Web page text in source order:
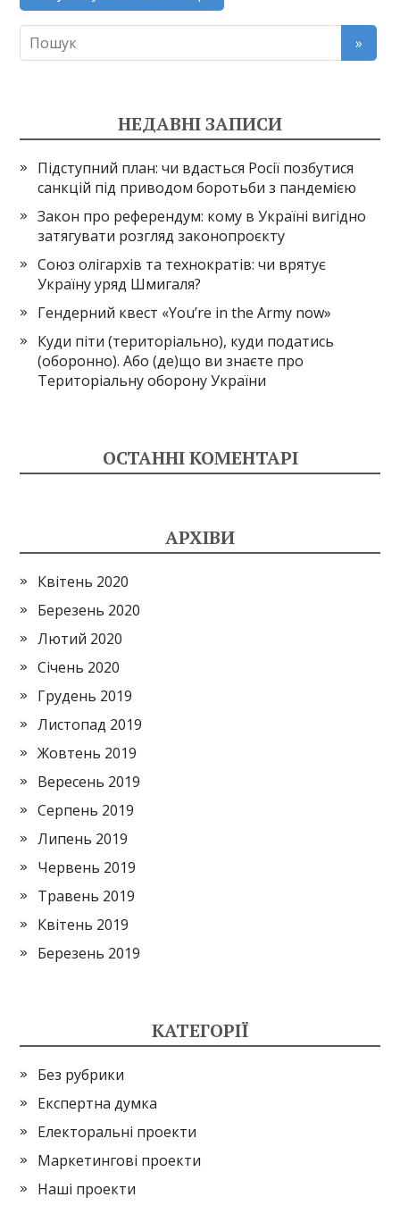
НЕДАВНІ ЗАПИСИ
Підступний план: чи вдасться Росії позбутися
санкцій під приводом боротьби з пандемією
Закон про референдум: кому в Україні вигідно
затягувати розгляд законопроєкту
Союз олігархів та технократів: чи врятує
Україну уряд Шмигаля?
Гендерний квест «You’re in the Army now»
Куди піти (територіально), куди податись
(оборонно). Або (де)що ви знаєте про
Територіальну оборону України
ОСТАННІ КОМЕНТАРІ
АРХІВИ
Квітень 2020
Березень 2020
Лютий 2020
Січень 2020
Грудень 2019
Листопад 2019
Жовтень 2019
Вересень 2019
Серпень 2019
Липень 2019
Червень 2019
Травень 2019
Квітень 2019
Березень 2019
КАТЕГОРІЇ
Без рубрики
Експертна думка
Електоральні проекти
Маркетингові проекти
Наші проекти